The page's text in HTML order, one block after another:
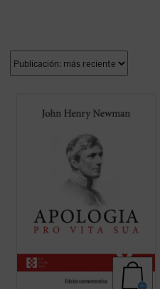
literatura autobiográfica universal, supuso
rechazo que había causado en Inglaterra
su conversión al catolicismo. La presente ...